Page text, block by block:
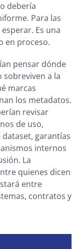
debería
Para las
Es una
en proceso.
pensar dónde
sobreviven a la
marcas
los metadatos.
revisar
de uso,
garantías
internos
La
quienes dicen
entre
contratos y